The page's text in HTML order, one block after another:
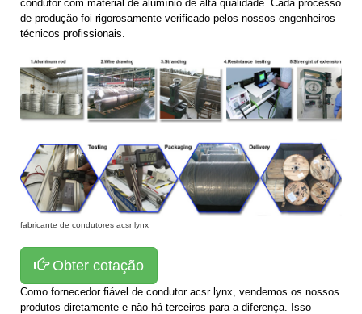
condutor com material de alumínio de alta qualidade. Cada processo
de produção foi rigorosamente verificado pelos nossos engenheiros
técnicos profissionais.
fabricante de condutores acsr lynx
Obter cotação
Como fornecedor fiável de condutor acsr lynx, vendemos os nossos
produtos diretamente e não há terceiros para a diferença. Isso